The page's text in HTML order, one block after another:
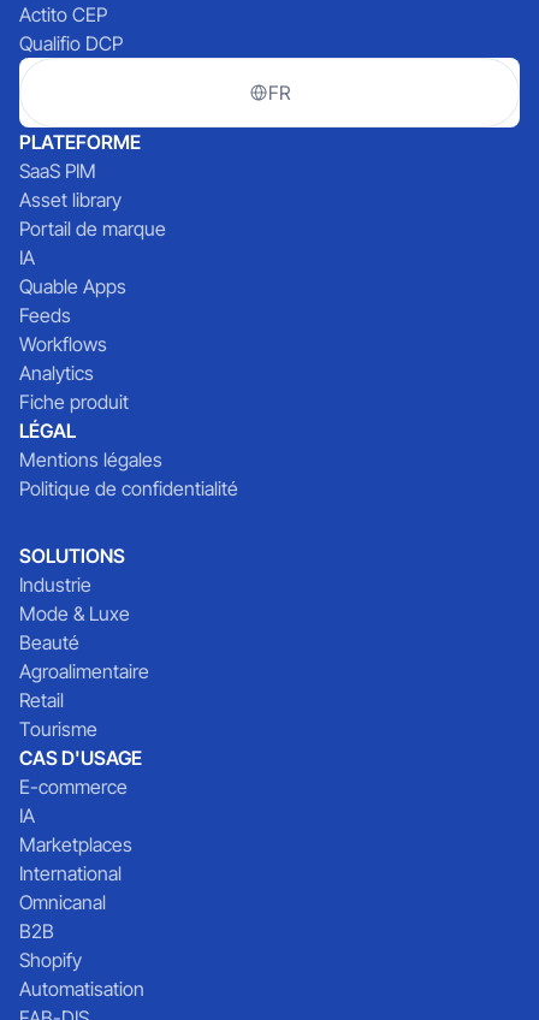
Actito CEP
Qualifio DCP
FR
PLATEFORME
SaaS PIM
Asset library
Portail de marque
IA
Quable Apps
Feeds
Workflows
Analytics
Fiche produit
LÉGAL
Mentions légales
Politique de confidentialité
SOLUTIONS
Industrie
Mode & Luxe
Beauté
Agroalimentaire
Retail
Tourisme
CAS D'USAGE
E-commerce
IA
Marketplaces
International
Omnicanal
B2B
Shopify
Automatisation